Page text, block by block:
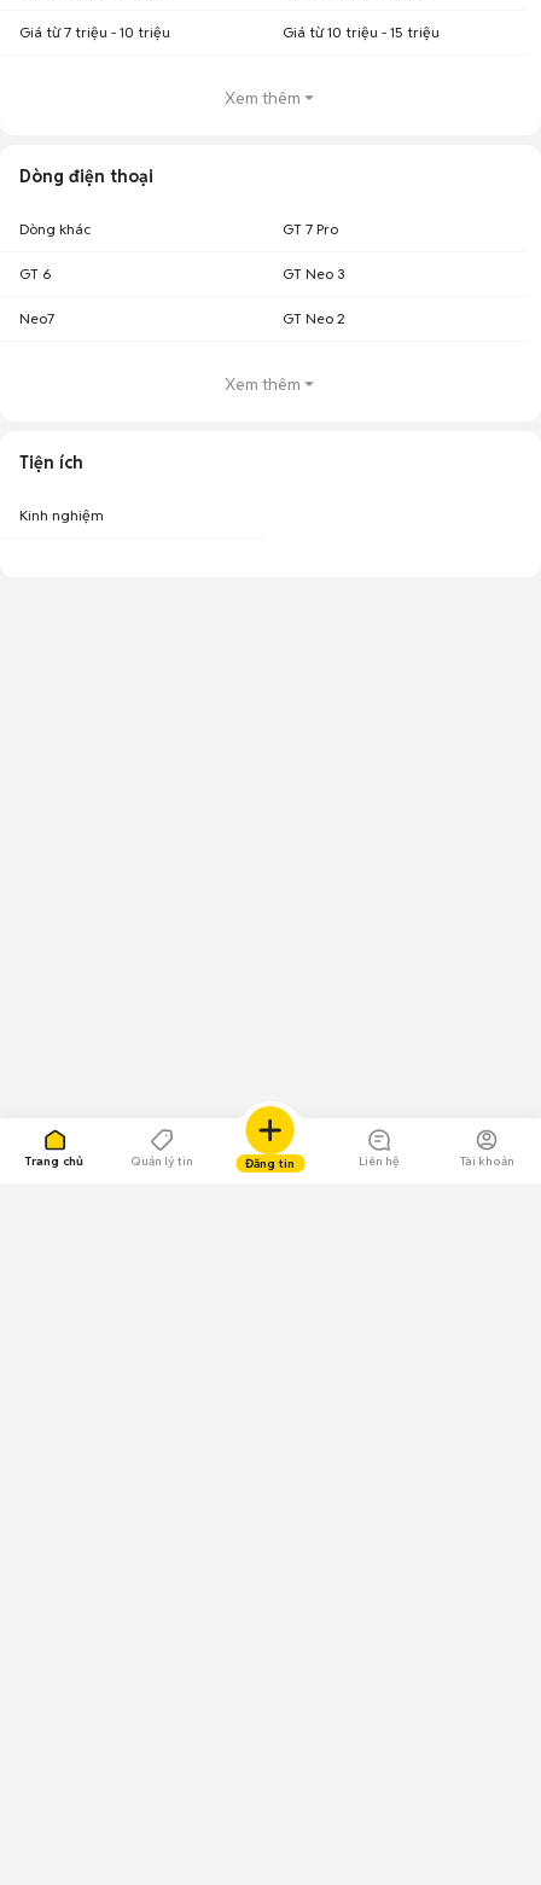
Trang chủ Quản lý tin Đăng tin Liên hệ Tài khoản
Giá từ 7 triệu - 10 triệu Giá từ 10 triệu - 15 triệu
Xem thêm
Dòng điện thoại
Dòng khác GT 7 Pro
GT 6 GT Neo 3
Neo7 GT Neo 2
Xem thêm
Tiện ích
Kinh nghiệm